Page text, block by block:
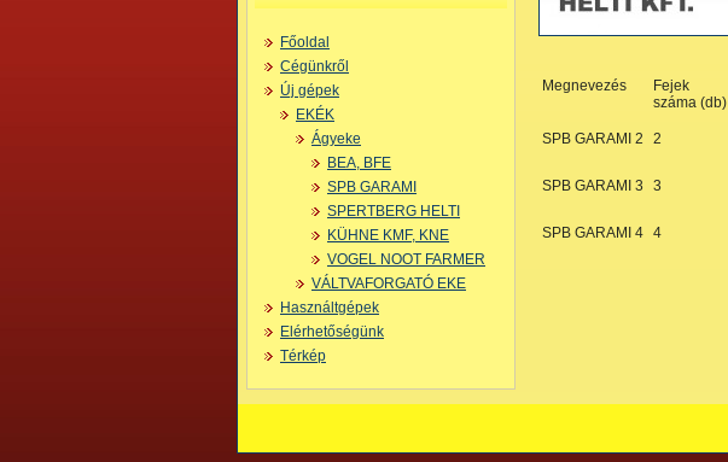
Főoldal
Cégünkről
Új gépek
EKÉK
Ágyeke
BEA, BFE
SPB GARAMI
SPERTBERG HELTI
KÜHNE KMF, KNE
VOGEL NOOT FARMER
VÁLTVAFORGATÓ EKE
Használtgépek
Elérhetőségünk
Térkép
Megnevezés
Fejek
száma (db)
SPB GARAMI 2
2
SPB GARAMI 3 3
SPB GARAMI 4 4